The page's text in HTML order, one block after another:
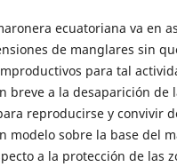
ecuatoriana va en
de manglares sin
para tal
breve a la desaparición de
reproducirse y convivir
modelo sobre la base del
a la protección de las